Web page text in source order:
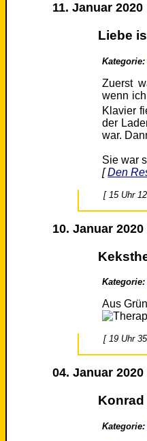
11. Januar 2020
Liebe
Kategorie:
Zuerst
wenn
Klavier
der
war.
Sie war
[Den
[ 15 Uhr
10. Januar 2020
Kategorie:
Aus
[ 19 Uhr
04. Januar 2020
Kategorie: